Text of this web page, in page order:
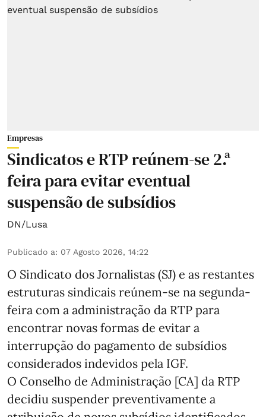
Empresas
Sindicatos e RTP reúnem-se 2.ª
feira para evitar eventual
suspensão de subsídios
DN/Lusa
Publicado a: 07 Agosto 2026, 14:22
O Sindicato dos Jornalistas (SJ) e as restantes
estruturas sindicais reúnem-se na segunda-
feira com a administração da RTP para
encontrar novas formas de evitar a
interrupção do pagamento de subsídios
considerados indevidos pela IGF.
O Conselho de Administração [CA] da RTP
decidiu suspender preventivamente a